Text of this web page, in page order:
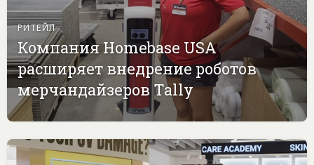
РИТЕЙЛ
Компания Homebase USA
расширяет внедрение роботов
мерчандайзеров Tally